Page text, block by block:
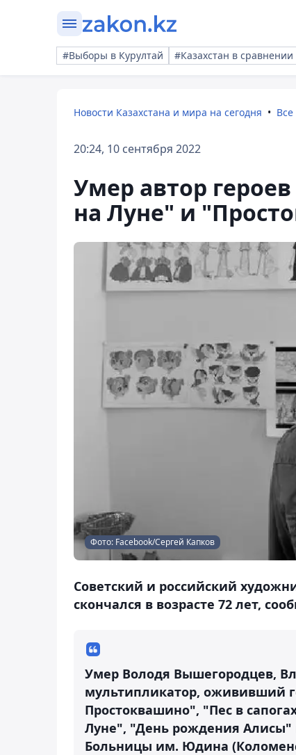
#Выборы в Курултай #Казахстан в сравнении
Новости Казахстана и мира на сегодня Все
20:24, 10 сентября 2022
Умер автор
на Луне" и
Фото: Facebook/Сергей Капков
Советский и российский
скончался в возрасте 72 лет,
Умер Володя Вышегородцев,
мультипликатор, ожививший
Простоквашино", "Пес в
Луне", "День рождения Алисы"
Больницы им. Юдина